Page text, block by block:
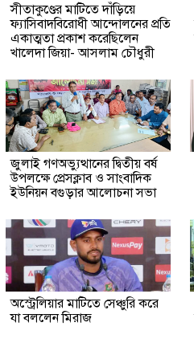
সীতাকুণ্ডের মাটিতে দাঁড়িয়ে
ফ্যাসিবাদবিরোধী আন্দোলনের প্রতি
একাত্মতা প্রকাশ করেছিলেন
খালেদা জিয়া- আসলাম চৌধুরী
জুলাই গণঅভ্যুত্থানের দ্বিতীয় বর্ষ
উপলক্ষে প্রেসক্লাব ও সাংবাদিক
ইউনিয়ন বগুড়ার আলোচনা সভা
অস্ট্রেলিয়ার মাটিতে সেঞ্চুরি করে
যা বললেন মিরাজ